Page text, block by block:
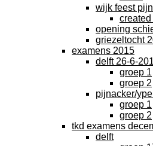
wijk feest
opening
griezeltocht
examens 2015
delft 26-6-
groep 1
groep 2
pijnacker/
groep 1
groep 2
tkd examens
delft